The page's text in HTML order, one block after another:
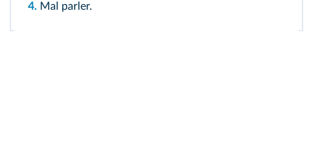
4. Mal parler.